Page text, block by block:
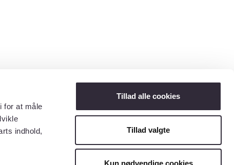
for at måle
indhold,
Tillad alle cookies
Tillad valgte
Kun nødvendige cookies